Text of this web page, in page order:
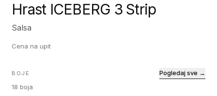
Hrast ICEBERG 3 Strip
Salsa
Cena na upit
BOJE
18 boja
Pogledaj sve →